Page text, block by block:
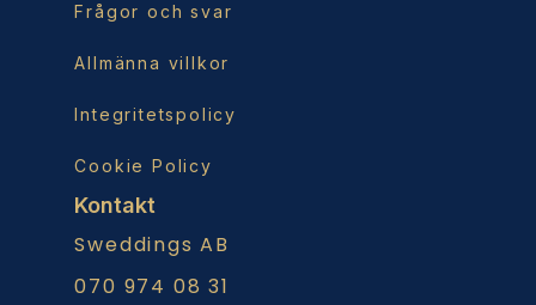
Frågor och svar
Allmänna villkor
Integritetspolicy
Cookie Policy
Kontakt
Sweddings AB
070 974 08 31